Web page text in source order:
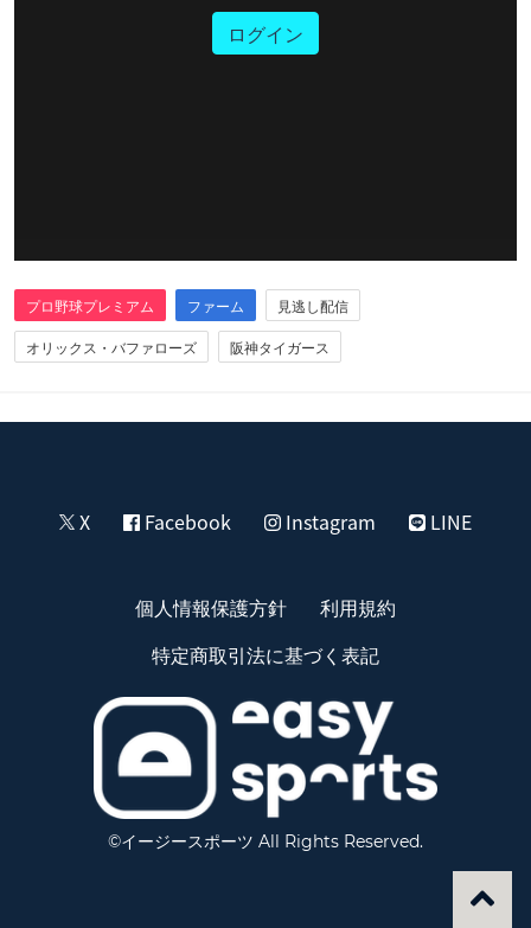
ログイン
プロ野球プレミアム ファーム
見逃し配信
オリックス・バファローズ
阪神タイガース
X Facebook Instagram LINE
個人情報保護方針
利用規約
特定商取引法に基づく表記
©イージースポーツ All Rights Reserved.